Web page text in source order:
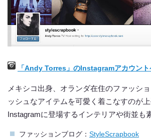
「Andy Torres」のInstagramアカウント
メキシコ出身、オランダ在住のファッシ
ッシュなアイテムを可愛く着こなすのが上
Instagramに登場するインテリアや街並も
ファッションブログ： StyleScrapbook